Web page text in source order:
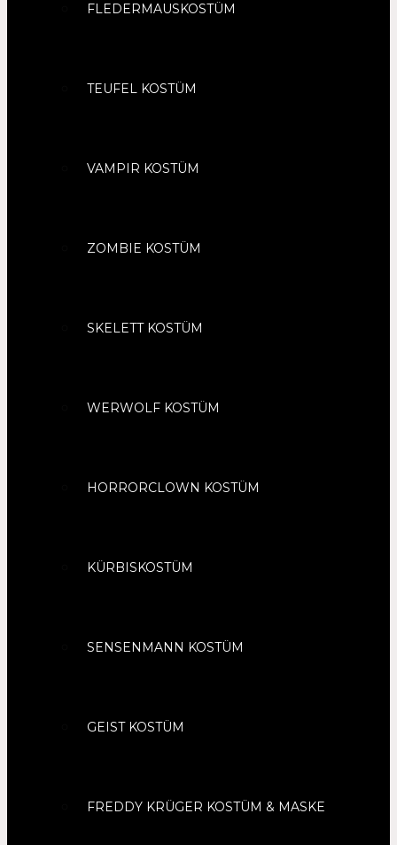
FLEDERMAUSKOSTÜM
TEUFEL KOSTÜM
VAMPIR KOSTÜM
ZOMBIE KOSTÜM
SKELETT KOSTÜM
WERWOLF KOSTÜM
HORRORCLOWN KOSTÜM
KÜRBISKOSTÜM
SENSENMANN KOSTÜM
GEIST KOSTÜM
FREDDY KRÜGER KOSTÜM & MASKE